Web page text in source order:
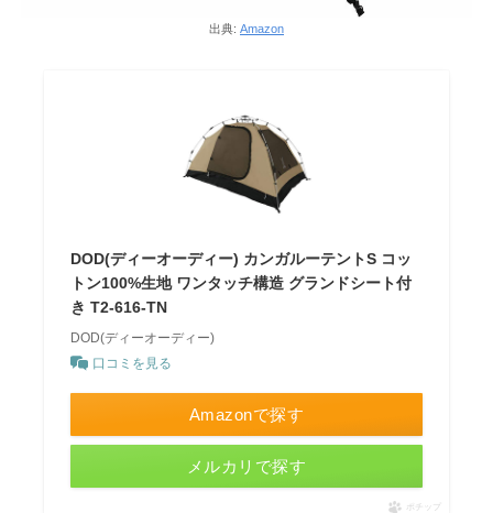
出典: Amazon
DOD(ディーオーディー) カンガルーテントS コッ
トン100%生地 ワンタッチ構造 グランドシート付
き T2-616-TN
DOD(ディーオーディー)
口コミを見る
Amazonで探す
メルカリで探す
ポチップ